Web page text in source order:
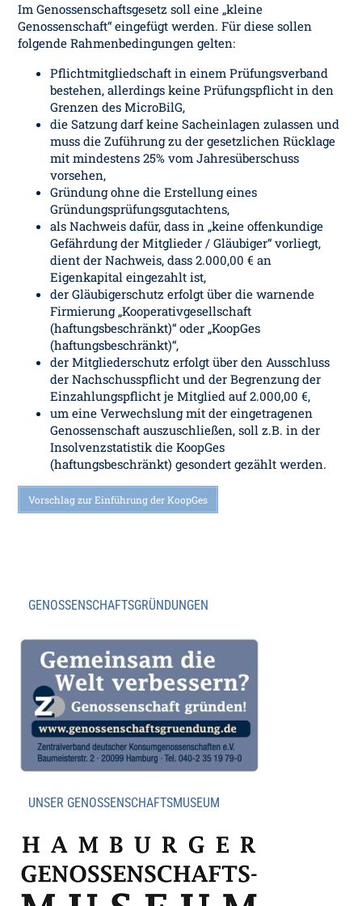
Im Genossenschaftsgesetz soll eine „kleine
Genossenschaft“ eingefügt werden. Für diese sollen
folgende Rahmenbedingungen gelten:
Pflichtmitgliedschaft in einem Prüfungsverband
bestehen, allerdings keine Prüfungspflicht in den
Grenzen des MicroBilG,
die Satzung darf keine Sacheinlagen zulassen und
muss die Zuführung zu der gesetzlichen Rücklage
mit mindestens 25% vom Jahresüberschuss
vorsehen,
Gründung ohne die Erstellung eines
Gründungsprüfungsgutachtens,
als Nachweis dafür, dass in „keine offenkundige
Gefährdung der Mitglieder / Gläubiger“ vorliegt,
dient der Nachweis, dass 2.000,00 € an
Eigenkapital eingezahlt ist,
der Gläubigerschutz erfolgt über die warnende
Firmierung „Kooperativgesellschaft
(haftungsbeschränkt)“ oder „KoopGes
(haftungsbeschränkt)“,
der Mitgliederschutz erfolgt über den Ausschluss
der Nachschusspflicht und der Begrenzung der
Einzahlungspflicht je Mitglied auf 2.000,00 €,
um eine Verwechslung mit der eingetragenen
Genossenschaft auszuschließen, soll z.B. in der
Insolvenzstatistik die KoopGes
(haftungsbeschränkt) gesondert gezählt werden.
Vorschlag zur Einführung der KoopGes
GENOSSENSCHAFTSGRÜNDUNGEN
UNSER GENOSSENSCHAFTSMUSEUM